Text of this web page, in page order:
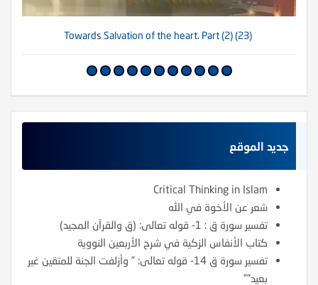
(23) Towards Salvation of the heart. Part (2)
جديد الموقع
Critical Thinking in Islam
شعر عن الأخوة في الله
تفسير سورة ق : 1- قوله تعالى: (ق والقرآن المجيد)
كتاب الأنفاس الزكية في شرح الأربعين النووية
تفسير سورة ق 14- قوله تعالى: ” وأزلفت الجنة للمتقين غير
بعيد””